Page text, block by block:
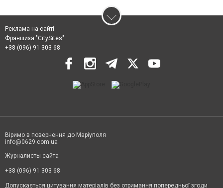
Реклама на сайті
Франшиза "CitySites"
+38 (096) 91 303 68
Віримо в повернення до Маріуполя
info@0629.com.ua
Журналисты сайта
+38 (096) 91 303 68
Допускається цитування матеріалів без отримання попередньої згоди